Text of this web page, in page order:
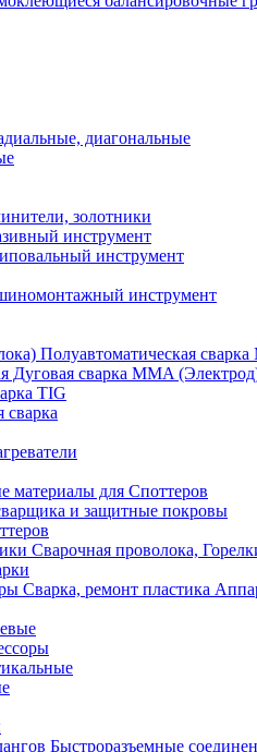
диагональные
золотники
инструмент
инструмент
инструмент
Полуавтоматическая
Дуговая сварка MMA
TIG
сварка
материалы для Споттеров
и защитные покровы
Сварочная проволока,
Сварка, ремонт пластика
Быстроразъемные